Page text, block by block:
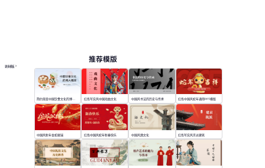
推荐模版
更多模板
简约渐变中国饮食文化的博大精深 红色写实风中国戏曲文化 中国风书法的历史与传承 红色中国风蛇年通用PPT模版
中国风新年金蛇献瑞 红色中国风蛇年新春快乐 中国风酒文化 红色写实风京派建筑